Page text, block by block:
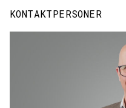
KONTAKTPERSONER